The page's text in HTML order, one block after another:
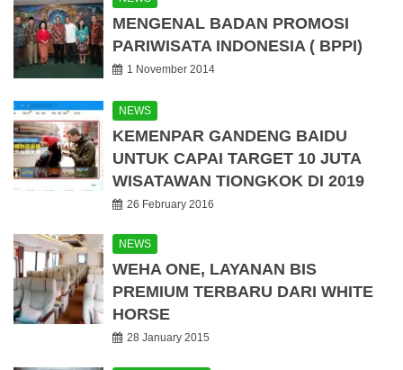
MENGENAL BADAN PROMOSI
PARIWISATA INDONESIA ( BPPI)
1 November 2014
NEWS
KEMENPAR GANDENG BAIDU
UNTUK CAPAI TARGET 10 JUTA
WISATAWAN TIONGKOK DI 2019
26 February 2016
NEWS
WEHA ONE, LAYANAN BIS
PREMIUM TERBARU DARI WHITE
HORSE
28 January 2015